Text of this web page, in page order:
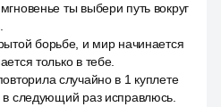
ты выбери путь вокруг
борьбе, и мир начинается
только в тебе.
случайно в 1 куплете
в следующий раз исправлюсь.